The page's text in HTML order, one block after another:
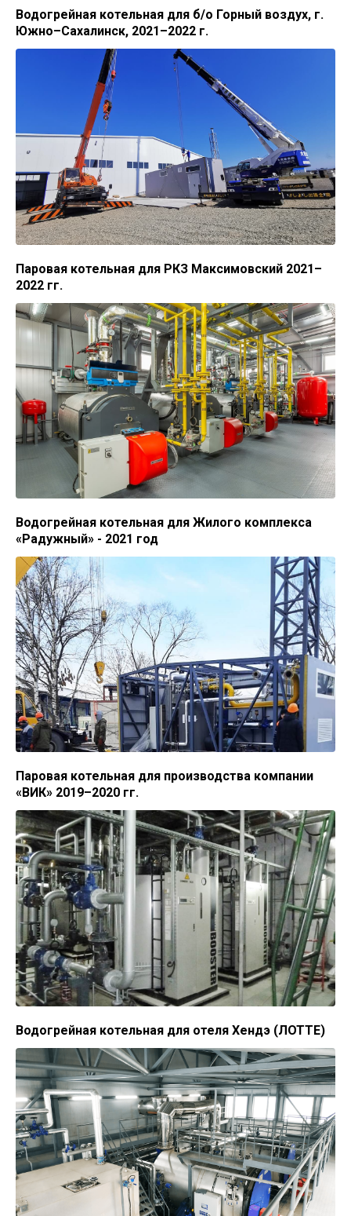
Водогрейная котельная для б/о Горный воздух, г.
Южно–Сахалинск, 2021–2022 г.
Паровая котельная для РКЗ Максимовский 2021–
2022 гг.
Водогрейная котельная для Жилого комплекса
«Радужный» - 2021 год
Паровая котельная для производства компании
«ВИК» 2019–2020 гг.
Водогрейная котельная для отеля Хендэ (ЛОТТЕ)